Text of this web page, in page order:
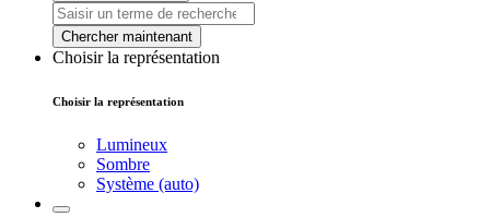
Chercher maintenant
Choisir la représentation
Choisir la représentation
Lumineux
Sombre
Système (auto)